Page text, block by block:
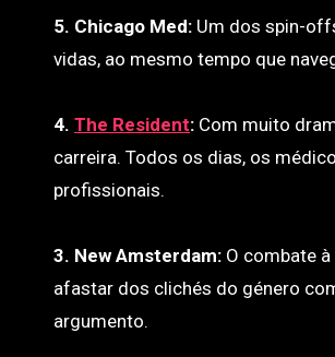
5. Chicago Med: Um dos spin-
vidas, ao mesmo tempo que
4. The Resident: Com muito
carreira. Todos os dias, os
profissionais.
3. New Amsterdam: O combate
afastar dos clichés do género
argumento.